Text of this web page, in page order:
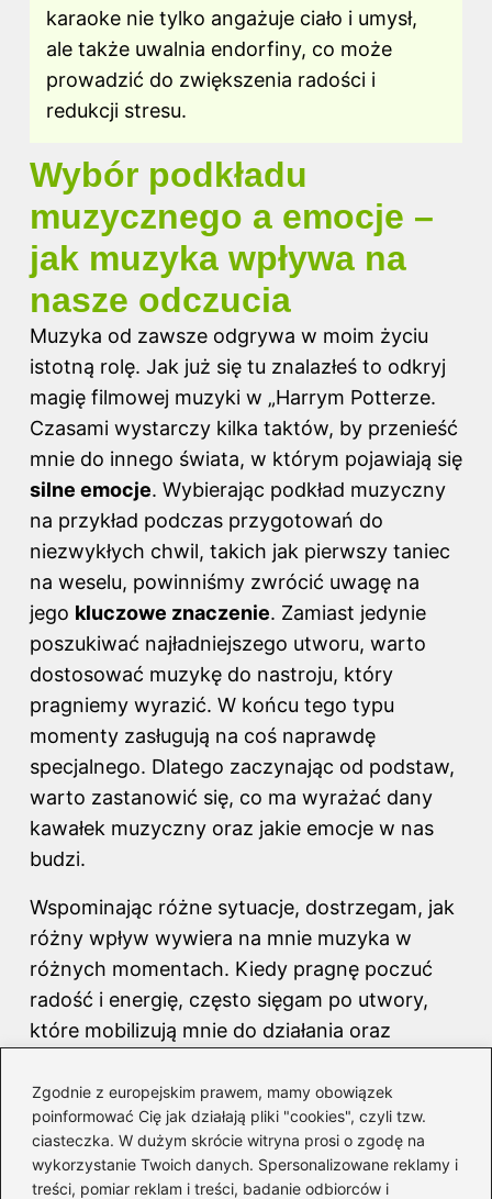
Zgodnie z europejskim prawem, mamy obowiązek
poinformować Cię jak działają pliki "cookies", czyli tzw.
ciasteczka. W dużym skrócie witryna prosi o zgodę na
wykorzystanie Twoich danych. Spersonalizowane reklamy i
treści, pomiar reklam i treści, badanie odbiorców i
karaoke nie tylko angażuje ciało i umysł,
ale także uwalnia endorfiny, co może
prowadzić do zwiększenia radości i
redukcji stresu.
Wybór podkładu
muzycznego a emocje –
jak muzyka wpływa na
nasze odczucia
Muzyka od zawsze odgrywa w moim życiu
istotną rolę. Jak już się tu znalazłeś to odkryj
magię filmowej muzyki w „Harrym Potterze.
Czasami wystarczy kilka taktów, by przenieść
mnie do innego świata, w którym pojawiają się
silne emocje. Wybierając podkład muzyczny
na przykład podczas przygotowań do
niezwykłych chwil, takich jak pierwszy taniec
na weselu, powinniśmy zwrócić uwagę na
jego kluczowe znaczenie. Zamiast jedynie
poszukiwać najładniejszego utworu, warto
dostosować muzykę do nastroju, który
pragniemy wyrazić. W końcu tego typu
momenty zasługują na coś naprawdę
specjalnego. Dlatego zaczynając od podstaw,
warto zastanowić się, co ma wyrażać dany
kawałek muzyczny oraz jakie emocje w nas
budzi.
Wspominając różne sytuacje, dostrzegam, jak
różny wpływ wywiera na mnie muzyka w
różnych momentach. Kiedy pragnę poczuć
radość i energię, często sięgam po utwory,
które mobilizują mnie do działania oraz
chwilach refleksji wybieram melancholijne
dźwięki, które pozwalają mi przyjrzeć się
moim myślom. Muzyka potrafi działać jak
lustro naszych emocji – czasemodkrywa to,